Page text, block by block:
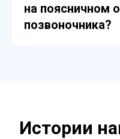
на поясничном
позвоночника?
Истории